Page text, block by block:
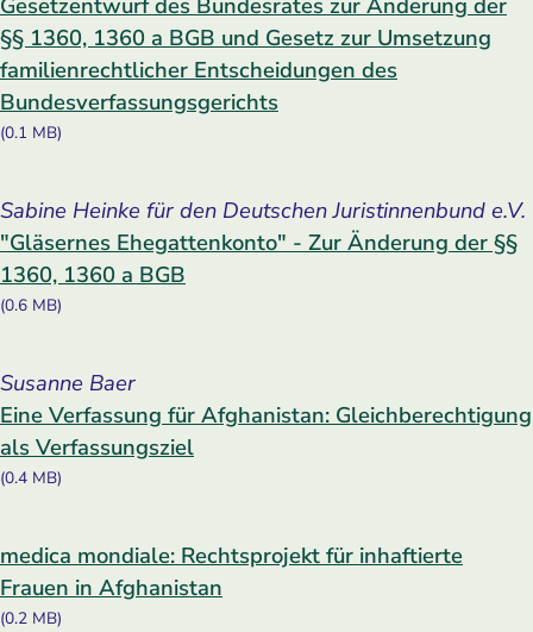
§§ 1360, 1360 a BGB und Gesetz zur Umsetzung
familienrechtlicher Entscheidungen des
Bundesverfassungsgerichts
(0.1 MB)
Sabine Heinke für den Deutschen Juristinnenbund e.V.
"Gläsernes Ehegattenkonto" - Zur Änderung der §§
1360, 1360 a BGB
(0.6 MB)
Susanne Baer
Eine Verfassung für Afghanistan: Gleichberechtigung
als Verfassungsziel
(0.4 MB)
medica mondiale: Rechtsprojekt für inhaftierte
Frauen in Afghanistan
(0.2 MB)